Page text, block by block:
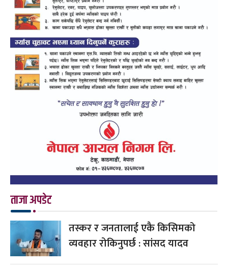
ताजा अपडेट
तस्कर र जनतालाई एकै किसिमको
व्यवहार रोकिनुपर्छ : सांसद यादव